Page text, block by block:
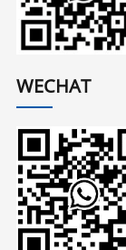
WECHAT